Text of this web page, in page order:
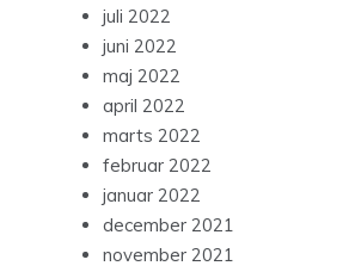
juli 2022
juni 2022
maj 2022
april 2022
marts 2022
februar 2022
januar 2022
december 2021
november 2021